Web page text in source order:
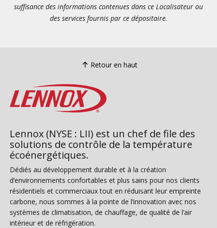
suffisance des informations contenues dans ce Localisateur ou
des services fournis par ce dépositaire.
Retour en haut
Lennox (NYSE : LII) est un chef de file des
solutions de contrôle de la température
écoénergétiques.
Dédiés au développement durable et à la création
d’environnements confortables et plus sains pour nos clients
résidentiels et commerciaux tout en réduisant leur empreinte
carbone, nous sommes à la pointe de l’innovation avec nos
systèmes de climatisation, de chauffage, de qualité de l’air
intérieur et de réfrigération.